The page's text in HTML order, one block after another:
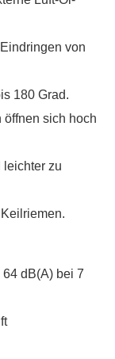
von
180 Grad.
öffnen sich hoch
leichter zu
dB(A) bei 7